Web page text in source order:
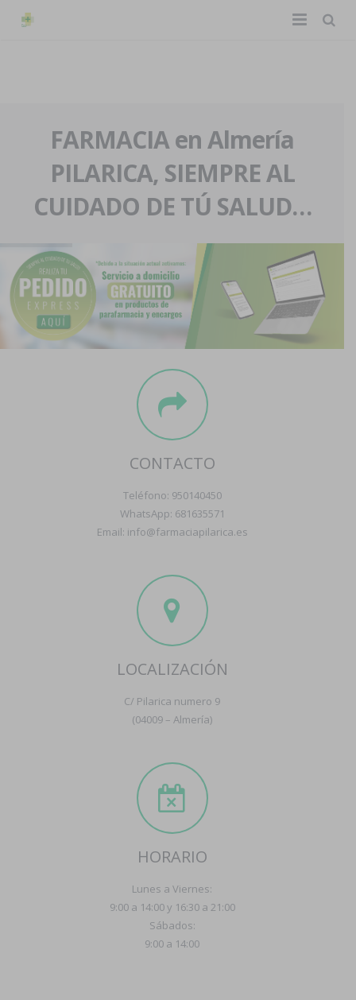
La farmacia
Nuestra historia
Nuestro equipo
Eventos
Servicios y reservas
Pedidos express
Blog
Contacto
Boletín
FARMACIA en Almería
PILARICA, SIEMPRE AL
CUIDADO DE TÚ SALUD…
CONTACTO
Teléfono: 950140450
WhatsApp: 681635571
Email: info@farmaciapilarica.es
LOCALIZACIÓN
C/ Pilarica numero 9
(04009 – Almería)
HORARIO
Lunes a Viernes:
9:00 a 14:00 y 16:30 a 21:00
Sábados:
9:00 a 14:00